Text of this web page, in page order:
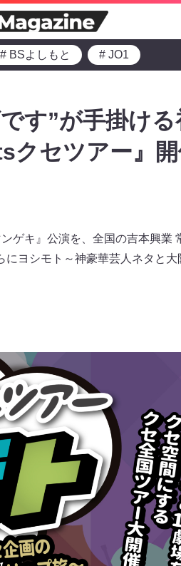
# BSよしもと # JO1
す”が手掛け
クセツアー』
ゲキ』公演を、全国の吉本興業
ヨシモト～神豪華芸人ネタと